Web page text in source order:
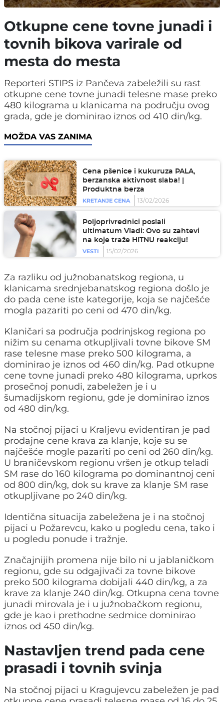
Otkupne cene tovne junadi i
tovnih bikova varirale od
mesta do mesta
Reporteri STIPS iz Pančeva zabeležili su rast
otkupne cene tovne junadi telesne mase preko
480 kilograma u klanicama na području ovog
grada, gde je dominirao iznos od 410 din/kg.
MOŽDA VAS ZANIMA
Cena pšenice i kukuruza PALA,
berzanska aktivnost slaba! |
Produktna berza
KRETANJE CENA
13/02/2026
Poljoprivrednici poslali
ultimatum Vladi: Ovo su zahtevi
na koje traže HITNU reakciju!
VESTI
15/02/2026
Za razliku od južnobanatskog regiona, u
klanicama srednjebanatskog regiona došlo je
do pada cene iste kategorije, koja se najčešće
mogla pazariti po ceni od 470 din/kg.
Klaničari sa područja podrinjskog regiona po
nižim su cenama otkupljivali tovne bikove SM
rase telesne mase preko 500 kilograma, a
dominirao je iznos od 460 din/kg. Pad otkupne
cene tovne junadi preko 480 kilograma, uprkos
prosečnoj ponudi, zabeležen je i u
šumadijskom regionu, gde je dominirao iznos
od 480 din/kg.
Na stočnoj pijaci u Kraljevu evidentiran je pad
prodajne cene krava za klanje, koje su se
najčešće mogle pazariti po ceni od 260 din/kg.
U braničevskom regionu vršen je otkup teladi
SM rase do 160 kilograma po dominantnoj ceni
od 800 din/kg, dok su krave za klanje SM rase
otkupljivane po 240 din/kg.
Identična situacija zabeležena je i na stočnoj
pijaci u Požarevcu, kako u pogledu cena, tako i
u pogledu ponude i tražnje.
Značajnijih promena nije bilo ni u jablaničkom
regionu, gde su odgajivači za tovne bikove
preko 500 kilograma dobijali 440 din/kg, a za
krave za klanje 240 din/kg. Otkupna cena tovne
junadi mirovala je i u južnobačkom regionu,
gde je kao i prethodne sedmice dominirao
iznos od 450 din/kg.
Nastavljen trend pada cene
prasadi i tovnih svinja
Na stočnoj pijaci u Kragujevcu zabeležen je pad